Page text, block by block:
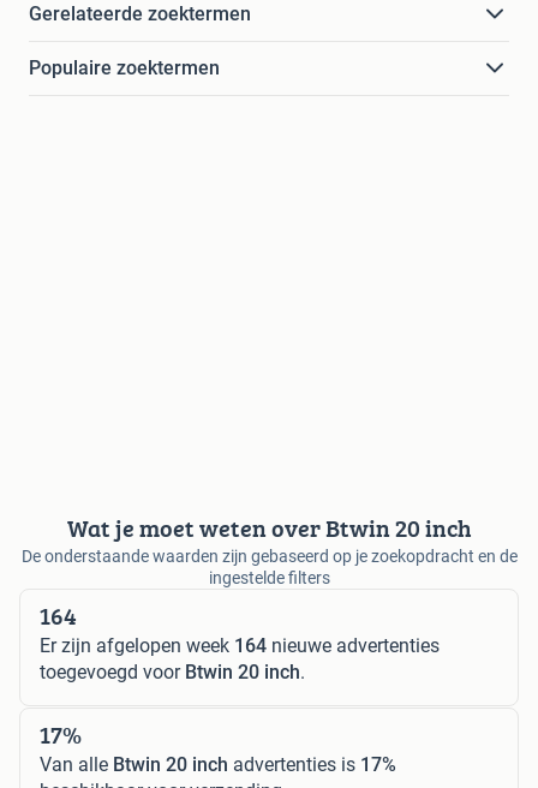
Gerelateerde zoektermen
Populaire zoektermen
Wat je moet weten over Btwin 20 inch
De onderstaande waarden zijn gebaseerd op je zoekopdracht en de
ingestelde filters
164
Er zijn afgelopen week 164 nieuwe advertenties
toegevoegd voor Btwin 20 inch.
17%
Van alle Btwin 20 inch advertenties is 17%